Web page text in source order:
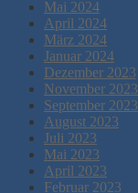
Mai 2024
April 2024
März 2024
Januar 2024
Dezember 2023
November 2023
September 2023
August 2023
Juli 2023
Mai 2023
April 2023
Februar 2023